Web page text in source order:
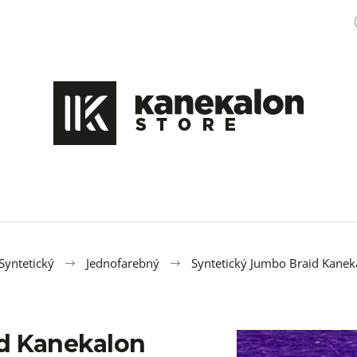
Jednofarebný Syntetický Jumbo Braid
Kanekalon
Čo potrebujete nájsť?
BOX BRAIDS SINGLE 65CM 22KS
100% EZ